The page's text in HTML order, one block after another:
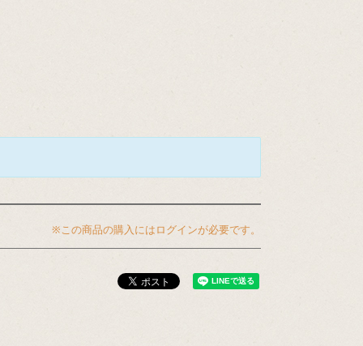
※この商品の購入にはログインが必要です。